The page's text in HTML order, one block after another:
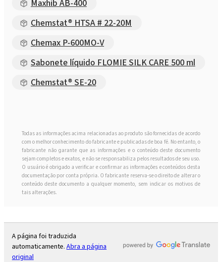
Maxhib AB-400
Chemstat® HTSA # 22-20M
Chemax P-600MO-V
Sabonete líquido FLOMIE SILK CARE 500 ml
Chemstat® SE-20
Todas as informações acima relacionadas ao produto são fornecidas de acordo
com o melhor conhecimento do fabricante e publicadas de boa fé. No entanto, o
fabricante não garante que as informações e o conteúdo deste documento
sejam completos e exatos, e não se responsabiliza pelos resultados de seu uso.
O usuário é obrigado a verificar e confirmar as informações e conteúdos desta
documentação por conta própria. O fabricante reserva-se o direito de alterar o
conteúdo deste documento a qualquer momento, sem indicar os motivos de
tais alterações.
A página foi traduzida
automaticamente. Abra a página
original